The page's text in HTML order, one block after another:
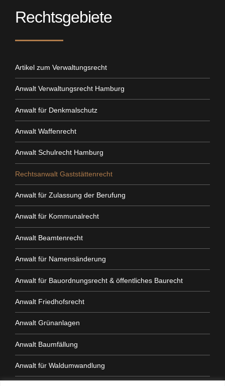
Rechtsgebiete
Artikel zum Verwaltungsrecht
Anwalt Verwaltungsrecht Hamburg
Anwalt für Denkmalschutz
Anwalt Waffenrecht
Anwalt Schulrecht Hamburg
Rechtsanwalt Gaststättenrecht
Anwalt für Zulassung der Berufung
Anwalt für Kommunalrecht
Anwalt Beamtenrecht
Anwalt für Namensänderung
Anwalt für Bauordnungsrecht & öffentliches Baurecht
Anwalt Friedhofsrecht
Anwalt Grünanlagen
Anwalt Baumfällung
Anwalt für Waldumwandlung